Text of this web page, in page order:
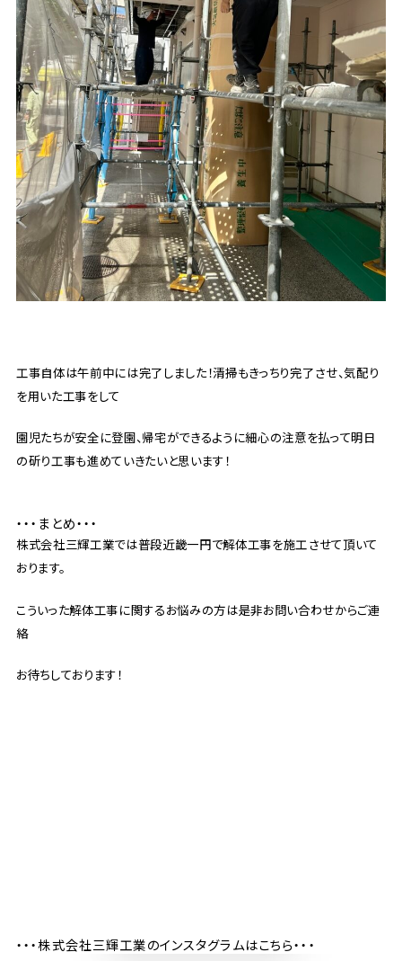
工事自体は午前中には完了しました！清掃もきっちり完了させ、気配り
を用いた工事をして
園児たちが安全に登園、帰宅ができるように細心の注意を払って明日
の斫り工事も進めていきたいと思います！
・・・まとめ・・・
株式会社三輝工業では普段近畿一円で解体工事を施工させて頂いて
おります。
こういった解体工事に関するお悩みの方は是非お問い合わせからご連
絡
お待ちしております！
・・・株式会社三輝工業のインスタグラムはこちら・・・